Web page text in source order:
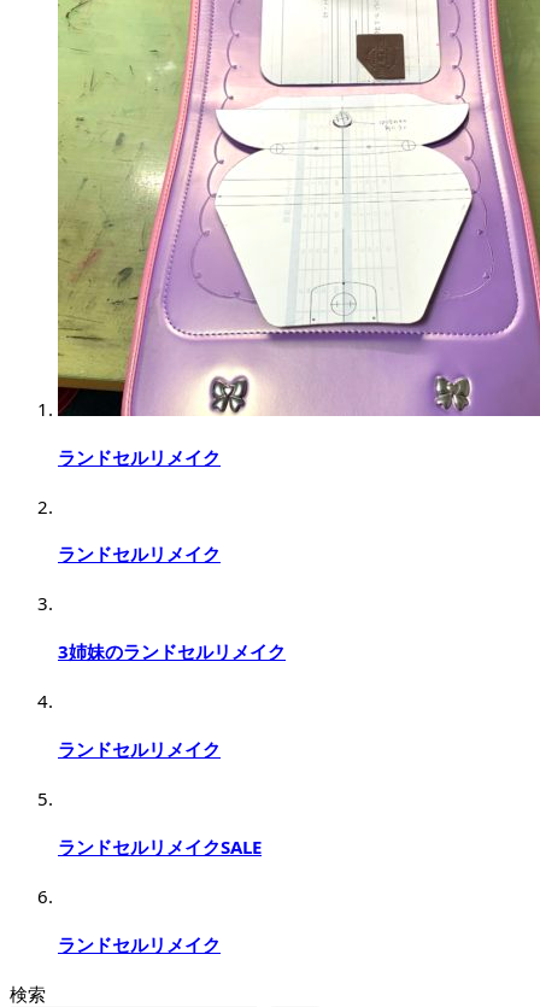
ランドセルリメイク
ランドセルリメイク
3姉妹のランドセルリメイク
ランドセルリメイク
ランドセルリメイクSALE
ランドセルリメイク
検索